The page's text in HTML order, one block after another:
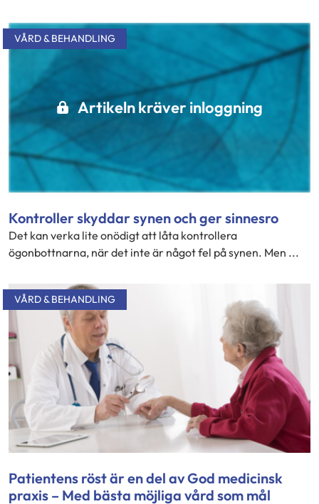
Artikeln kräver inloggning
VÅRD & BEHANDLING
Kontroller skyddar synen och ger sinnesro
Det kan verka lite onödigt att låta kontrollera
ögonbottnarna, när det inte är något fel på synen. Men ...
VÅRD & BEHANDLING
Patientens röst är en del av God medicinsk
praxis – Med bästa möjliga vård som mål